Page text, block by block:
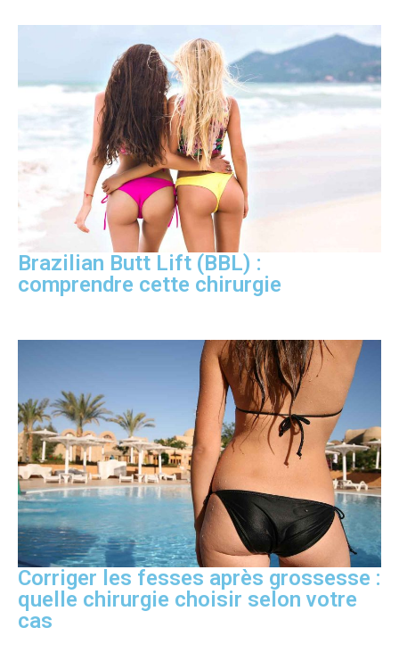
Brazilian Butt Lift (BBL) :
comprendre cette chirurgie
Corriger les fesses après grossesse :
quelle chirurgie choisir selon votre
cas